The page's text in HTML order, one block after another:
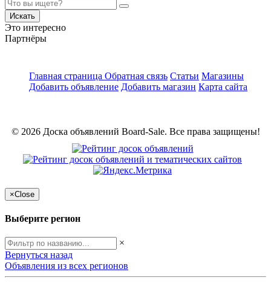
Искать
Это интересно
Партнёры
Главная страница Обратная связь Статьи Магазины
Добавить объявление Добавить магазин Карта сайта
© 2026 Доска объявлений Board-Sale. Все права защищены!
×Close
Выберите регион
×
Вернуться назад
Объявления из всех регионов